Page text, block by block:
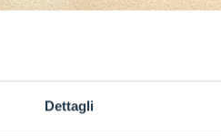
Dettagli